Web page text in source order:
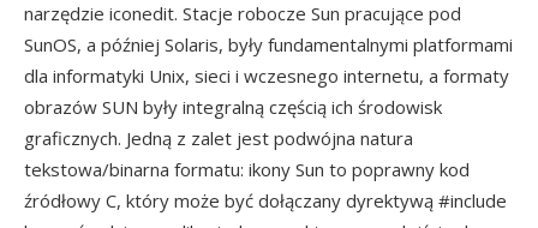
narzędzie iconedit. Stacje robocze Sun pracujące pod
SunOS, a później Solaris, były fundamentalnymi platformami
dla informatyki Unix, sieci i wczesnego internetu, a formaty
obrazów SUN były integralną częścią ich środowisk
graficznych. Jedną z zalet jest podwójna natura
tekstowa/binarna formatu: ikony Sun to poprawny kod
źródłowy C, który może być dołączany dyrektywą #include